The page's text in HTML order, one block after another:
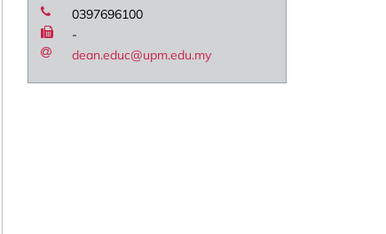
0397696100
-
dean.educ@upm.edu.my